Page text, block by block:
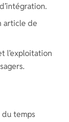
article de
l’exploitation
du temps